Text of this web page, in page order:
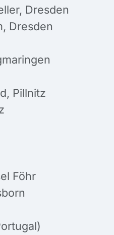
Dresden
Dresden
Pillnitz
Föhr